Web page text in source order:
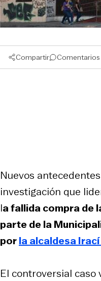
Compartir Comentarios
Nuevos
investigación que
la fallida compra de
parte de la
porla alcaldesa
El controversial caso